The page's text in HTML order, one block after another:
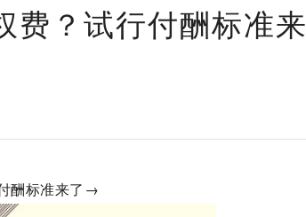
费？试行付酬标准来
酬标准来了→